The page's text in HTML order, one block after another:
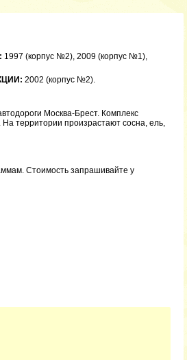
1997 (корпус №2), 2009 (корпус №1),
2002 (корпус №2).
Москва-Брест. Комплекс
территории произрастают сосна, ель,
Стоимость запрашивайте у